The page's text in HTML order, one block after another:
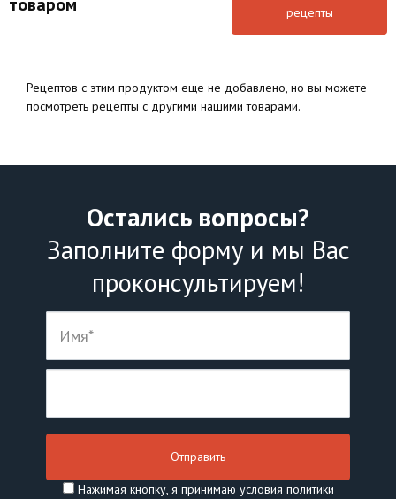
рецепты
Рецептов с этим продуктом еще не добавлено, но вы можете
посмотреть рецепты с другими нашими товарами.
Остались вопросы?
Заполните форму и мы Вас
проконсультируем!
Нажимая кнопку, я принимаю условия политики